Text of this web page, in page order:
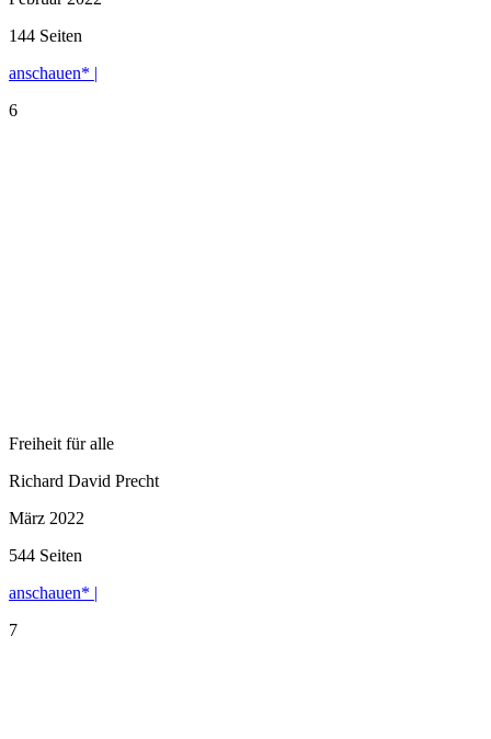
144 Seiten
anschauen* |
6
Freiheit für alle
Richard David Precht
März 2022
544 Seiten
anschauen* |
7